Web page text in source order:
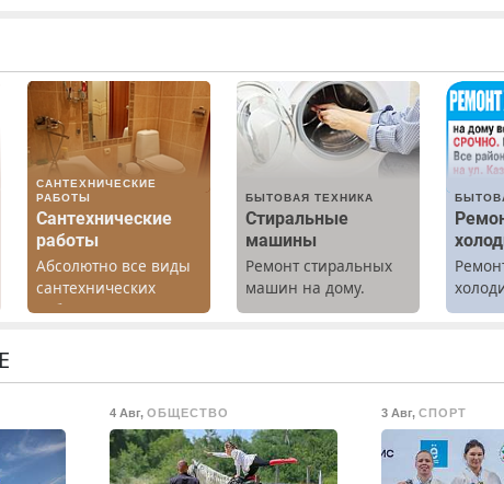
САНТЕХНИЧЕСКИЕ
РАБОТЫ
Сантехнические
работы
Абсолютно все виды
сантехнических
работ. Быстро.
БЫТОВАЯ ТЕХНИКА
Стиральные
машины
Ремонт стиральных
машин на дому.
Выезд и диагностика
4 Авг,ОБЩЕСТВО 3 Авг, СПОРТ